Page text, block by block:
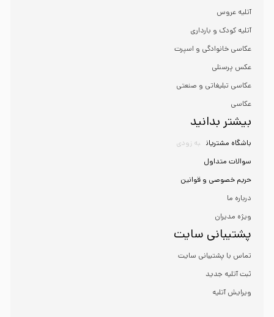
آتلیه عروس
آتلیه کودک و بارداری
عکاسی خانوادگی و اسپرت
عکس پرسنلی
عکاسی تبلیغاتی و صنعتی
عکاسی
بیشتر بدانید
باشگاه مشتریان به زودی
سوالات متداول
حریم خصوصی و قوانین
درباره ما
ویژه مدیران
پشتیبانی سایت
تماس با پشتیبانی سایت
ثبت آتلیه جدید
ویرایش آتلیه